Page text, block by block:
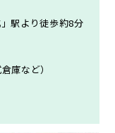
駅より徒歩約8分
庫など）